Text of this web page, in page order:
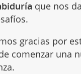
que nos
gracias por
comenzar una